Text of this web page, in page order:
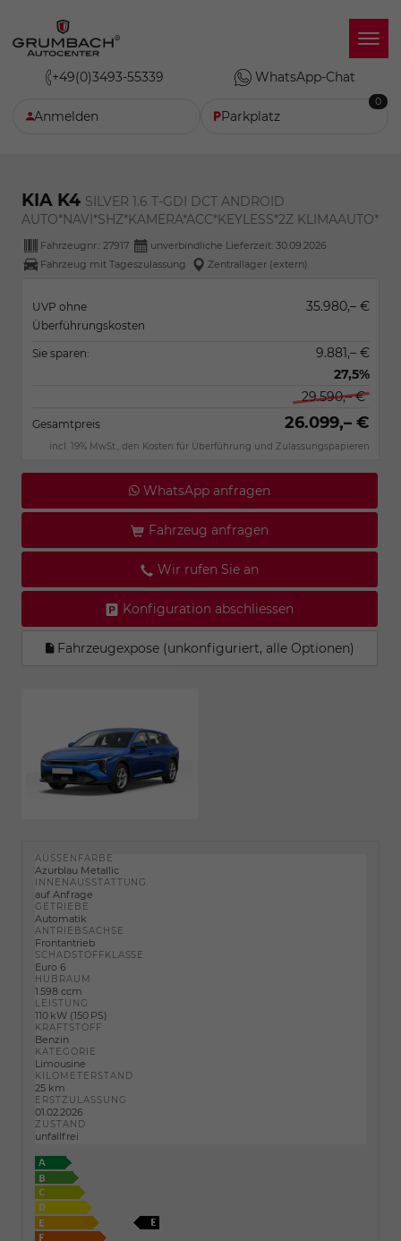
+49(0)3493-55339 WhatsApp-Chat
Anmelden Parkplatz
0
KIA K4 SILVER 1.6 T-GDI DCT ANDROID
AUTO*NAVI*SHZ*KAMERA*ACC*KEYLESS*2Z KLIMAAUTO*
Fahrzeugnr.: 27917 unverbindliche Lieferzeit: 30.09.2026
Fahrzeug mit Tageszulassung
Zentrallager (extern)
UVP ohne
Überführungskosten
35.980,– €
Sie sparen:
9.881,– €
27,5%
29.590,– €
Gesamtpreis 26.099,– €
incl. 19% MwSt., den Kosten für Überführung und Zulassungspapieren
WhatsApp anfragen
Fahrzeug anfragen
Wir rufen Sie an
Konfiguration abschliessen
Fahrzeugexpose (unkonfiguriert, alle Optionen)
AUSSENFARBE
Azurblau Metallic
INNENAUSSTATTUNG
auf Anfrage
GETRIEBE
Automatik
ANTRIEBSACHSE
Frontantrieb
SCHADSTOFFKLASSE
Euro 6
HUBRAUM
1.598 ccm
LEISTUNG
110 kW (150 PS)
KRAFTSTOFF
Benzin
KATEGORIE
Limousine
KILOMETERSTAND
25 km
ERSTZULASSUNG
01.02.2026
ZUSTAND
unfallfrei